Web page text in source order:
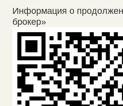
Информация о
брокер»